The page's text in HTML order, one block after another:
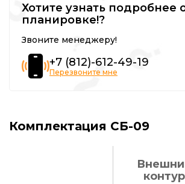
Хотите узнать подробнее
планировке!?
Звоните менеджеру!
+7 (812)-612-49-19
Перезвоните мне
Комплектация СБ-09
контур